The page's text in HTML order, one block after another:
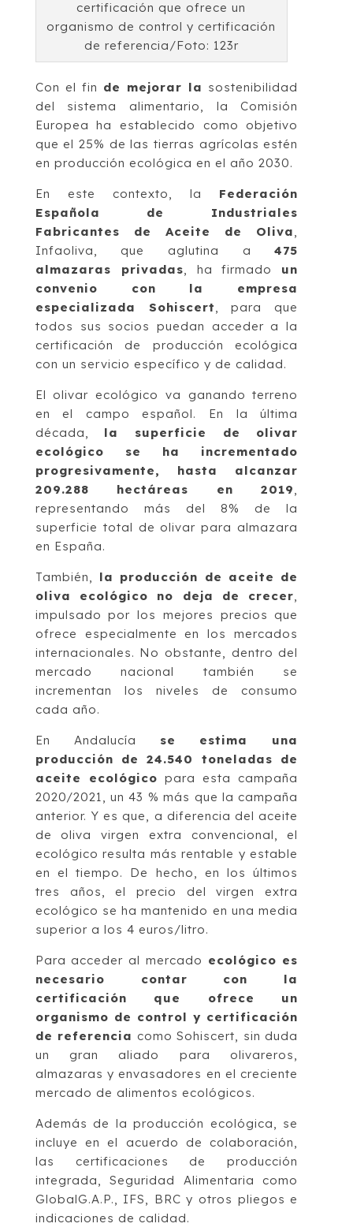
certificación que ofrece un
organismo de control y certificación
de referencia/Foto: 123r
Con el fin de mejorar la sostenibilidad
del sistema alimentario, la Comisión
Europea ha establecido como objetivo
que el 25% de las tierras agrícolas estén
en producción ecológica en el año 2030.
En este contexto, la Federación
Española de Industriales
Fabricantes de Aceite de Oliva,
Infaoliva, que aglutina a475
almazaras privadas, ha firmado un
convenio con la empresa
especializada Sohiscert, para que
todos sus socios puedan acceder a la
certificación de producción ecológica
con un servicio específico y de calidad.
El olivar ecológico va ganando terreno
en el campo español. En la última
década, la superficie de olivar
ecológico se ha incrementado
progresivamente, hasta alcanzar
209.288 hectáreas en 2019,
representando más del 8% de la
superficie total de olivar para almazara
en España.
También, la producción de aceite de
oliva ecológico no deja de crecer,
impulsado por los mejores precios que
ofrece especialmente en los mercados
internacionales. No obstante, dentro del
mercado nacional también se
incrementan los niveles de consumo
cada año.
En Andalucía se estima una
producción de 24.540 toneladas de
aceite ecológico para esta campaña
2020/2021, un 43 % más que la campaña
anterior. Y es que, a diferencia del aceite
de oliva virgen extra convencional, el
ecológico resulta más rentable y estable
en el tiempo. De hecho, en los últimos
tres años, el precio del virgen extra
ecológico se ha mantenido en una media
superior a los 4 euros/litro.
Para acceder al mercado ecológico es
necesario contar con la
certificación que ofrece un
organismo de control y certificación
de referencia como Sohiscert, sin duda
un gran aliado para olivareros,
almazaras y envasadores en el creciente
mercado de alimentos ecológicos.
Además de la producción ecológica, se
incluye en el acuerdo de colaboración,
las certificaciones de producción
integrada, Seguridad Alimentaria como
GlobalG.A.P., IFS, BRC y otros pliegos e
indicaciones de calidad.